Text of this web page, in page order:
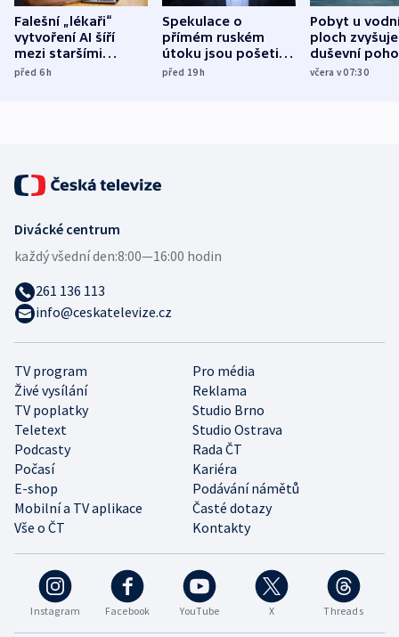
Falešní „lékaři“
vytvoření AI šíří
mezi staršími
Poláky nebezpečné
před 6h
Spekulace o
přímém ruském
útoku jsou pošetilé,
míní estonský
před 19h
Pobyt u
ploch zvyšuje
duševní
ukázala
včera v 07:30
Instagram Facebook YouTube X Threads
TV program
Pro média
Živé vysílání
Reklama
TV poplatky
Studio Brno
Teletext
Studio Ostrava
Podcasty
Rada ČT
Počasí
Kariéra
E-shop
Podávání námětů
Mobilní a TV aplikace
Časté dotazy
Vše o ČT
Kontakty
Divácké centrum
každý všední den:8:00—16:00 hodin
261 136 113
info@ceskatelevize.cz